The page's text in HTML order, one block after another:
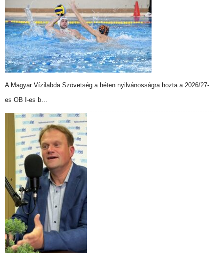
A Magyar Vízilabda Szövetség a héten nyilvánosságra hozta a 2026/27-
es OB I-es b…